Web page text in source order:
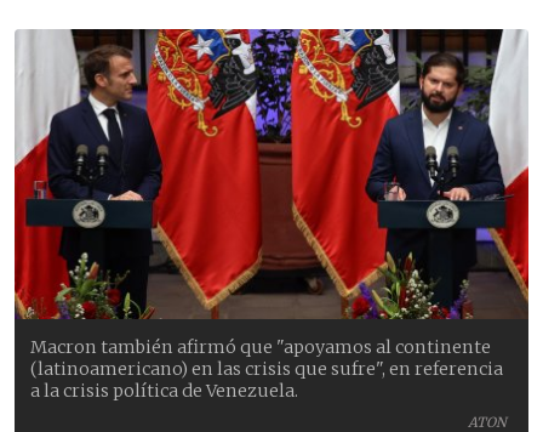
ATON
Macron también afirmó que "apoyamos al continente
(latinoamericano) en las crisis que sufre", en referencia
a la crisis política de Venezuela.